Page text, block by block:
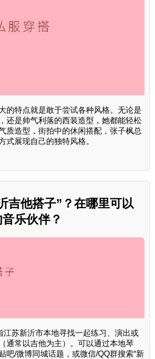
的特点就是敢于尝试各种风格。无论是
还是帅气利落的西装造型，她都能轻松
质造型，街拍中的休闲搭配，张子枫总
式展现自己的独特风格。
吉他搭子”？在哪里可以
乐伙伴？
江苏新沂市本地寻找一起练习、演出或
通常以吉他为主）。可以通过本地琴
吧/微博同城话题，或微信/QQ群搜索“新